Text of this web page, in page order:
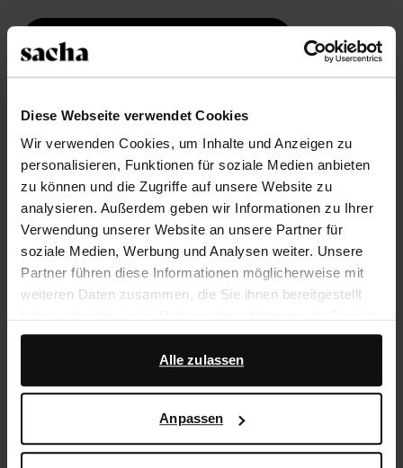
Diese Webseite verwendet Cookies
Wir verwenden Cookies, um Inhalte und Anzeigen zu
personalisieren, Funktionen für soziale Medien anbieten
zu können und die Zugriffe auf unsere Website zu
analysieren. Außerdem geben wir Informationen zu Ihrer
Verwendung unserer Website an unsere Partner für
soziale Medien, Werbung und Analysen weiter. Unsere
Partner führen diese Informationen möglicherweise mit
weiteren Daten zusammen, die Sie ihnen bereitgestellt
gesammelt haben.
Darüber hinaus arbeiten wir mit Google zu Werbe- und
darüber, wie Google Ihre personenbezogenen Daten
verwendet, finden Sie auf derSeite zur geschäftlichen
Alle zulassen
Anpassen
Größe auswählen
Rechnungskauf
14 Tage Bedenkzeit
Produktbeschreibung
Braune Sandalen mit Fisherman-Design der Marke
Sacha. Die Pantoletten haben eine goldfarbene
Schnalle und eine 3 cm dicke Sohle. Die Außenseite
Leder gearbeitet.
Produktdetails